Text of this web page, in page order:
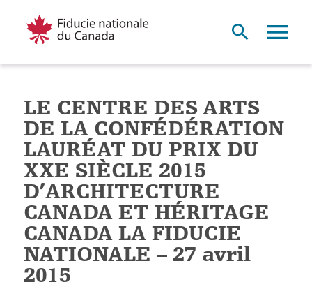
LE CENTRE DES ARTS
DE LA CONFÉDÉRATION
LAURÉAT DU PRIX DU
XXE SIÈCLE 2015
D’ARCHITECTURE
CANADA ET HÉRITAGE
CANADA LA FIDUCIE
NATIONALE – 27 avril
2015